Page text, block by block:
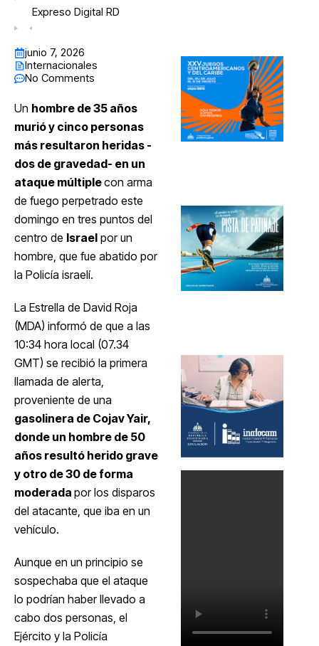
Expreso Digital RD
junio 7, 2026
Internacionales
No Comments
Un hombre de 35 años
murió y cinco personas
más resultaron heridas -
dos de gravedad- en un
ataque múltiplecon arma
de fuego perpetrado este
domingo en tres puntos del
centro de Israel por un
hombre, que fue abatido por
la Policía israelí.
La Estrella de David Roja
(MDA) informó de que a las
10:34 hora local (07.34
GMT) se recibió la primera
llamada de alerta,
proveniente de una
gasolinera de Cojav Yair,
donde un hombre de 50
años resultó herido grave
y otro de 30 de forma
moderada por los disparos
del atacante, que iba en un
vehículo.
Aunque en un principio se
sospechaba que el ataque
lo podrían haber llevado a
cabo dos personas, el
Ejército y la Policía